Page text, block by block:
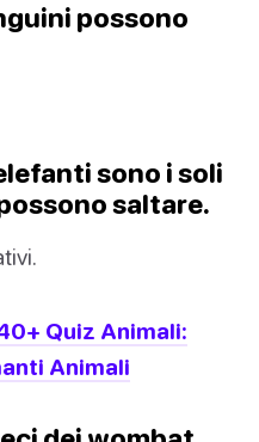
possono
sono i soli
saltare.
Quiz Animali:
Animali